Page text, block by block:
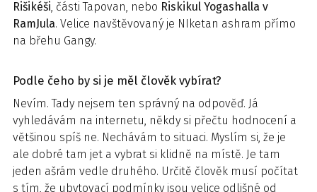
Rišikéši, části Tapovan, nebo Riskikul Yogashalla v
RamJula. Velice navštěvovaný je NIketan ashram přímo
na břehu Gangy.
Podle čeho by si je měl člověk vybírat?
Nevím. Tady nejsem ten správný na odpověď. Já
vyhledávám na internetu, někdy si přečtu hodnocení a
většinou spíš ne. Nechávám to situaci. Myslím si, že je
ale dobré tam jet a vybrat si klidně na místě. Je tam
jeden ašrám vedle druhého. Určitě člověk musí počítat
s tím, že ubytovací podmínky jsou velice odlišné od